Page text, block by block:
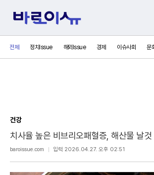
전체 정치Issue 해외Issue 경제 이슈사회 문
건강
치사율 높은 비브리오패혈증, 해산물 날
baroissue.com 입력 2026.04.27. 오후 02:51
기